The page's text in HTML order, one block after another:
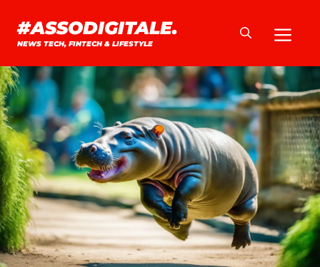
contenuto
#ASSODIGITALE.
NEWS TECH, FINTECH & LIFESTYLE